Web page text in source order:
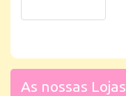
As nossas Lojas